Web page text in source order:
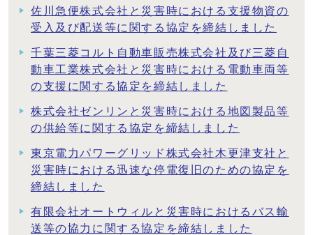
佐川急便株式会社と災害時における支援物資の
受入及び配送等に関する協定を締結しました
千葉三菱コルト自動車販売株式会社及び三菱自
動車工業株式会社と災害時における電動車両等
の支援に関する協定を締結しました
株式会社ゼンリンと災害時における地図製品等
の供給等に関する協定を締結しました
東京電力パワーグリッド株式会社木更津支社と
災害時における迅速な停電復旧のための協定を
締結しました
有限会社オートウィルと災害時におけるバス輸
送等の協力に関する協定を締結しました